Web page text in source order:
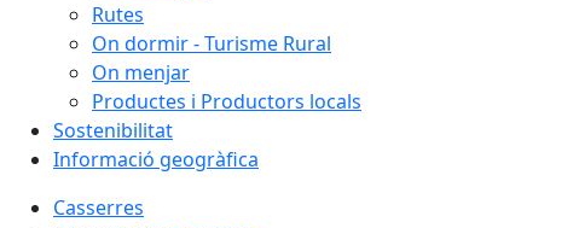
Rutes
On dormir - Turisme Rural
On menjar
Productes i Productors locals
Sostenibilitat
Informació geogràfica
Casserres